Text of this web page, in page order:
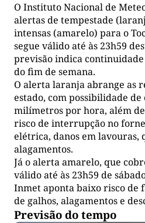
O Instituto Nacional de
alertas de tempestade
intensas (amarelo) para o
segue válido até às 23h59
previsão indica continuidade
do fim de semana.
O alerta laranja abrange as
estado, com possibilidade
milímetros por hora, além
risco de interrupção no
elétrica, danos em lavouras,
alagamentos.
Já o alerta amarelo, que
válido até às 23h59 de
Inmet aponta baixo risco de
de galhos, alagamentos e
Previsão do tempo